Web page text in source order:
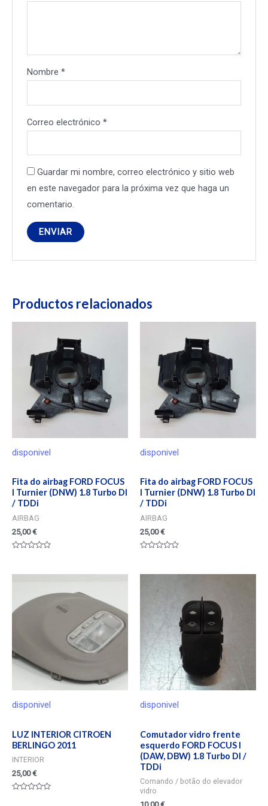
Nombre*
Correo electrónico*
Guardar mi nombre, correo electrónico y sitio web
en este navegador para la próxima vez que haga un
comentario.
Productos relacionados
disponivel
Fita do airbag FORD FOCUS
I Turnier (DNW) 1.8 Turbo DI
/ TDDi
AIRBAG
25,00€
disponivel
Fita do airbag FORD FOCUS
I Turnier (DNW) 1.8 Turbo DI
/ TDDi
AIRBAG
25,00€
disponivel
LUZ INTERIOR CITROEN
BERLINGO 2011
INTERIOR
25,00€
disponivel
Comutador vidro frente
esquerdo FORD FOCUS I
(DAW, DBW) 1.8 Turbo DI /
TDDi
Comando / botão do elevador
vidro